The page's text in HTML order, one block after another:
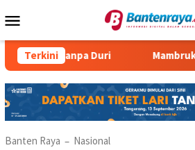
ke
Mobile
Terkini
Tanpa Duri Mambruk Anyer
Banten Raya – Nasional